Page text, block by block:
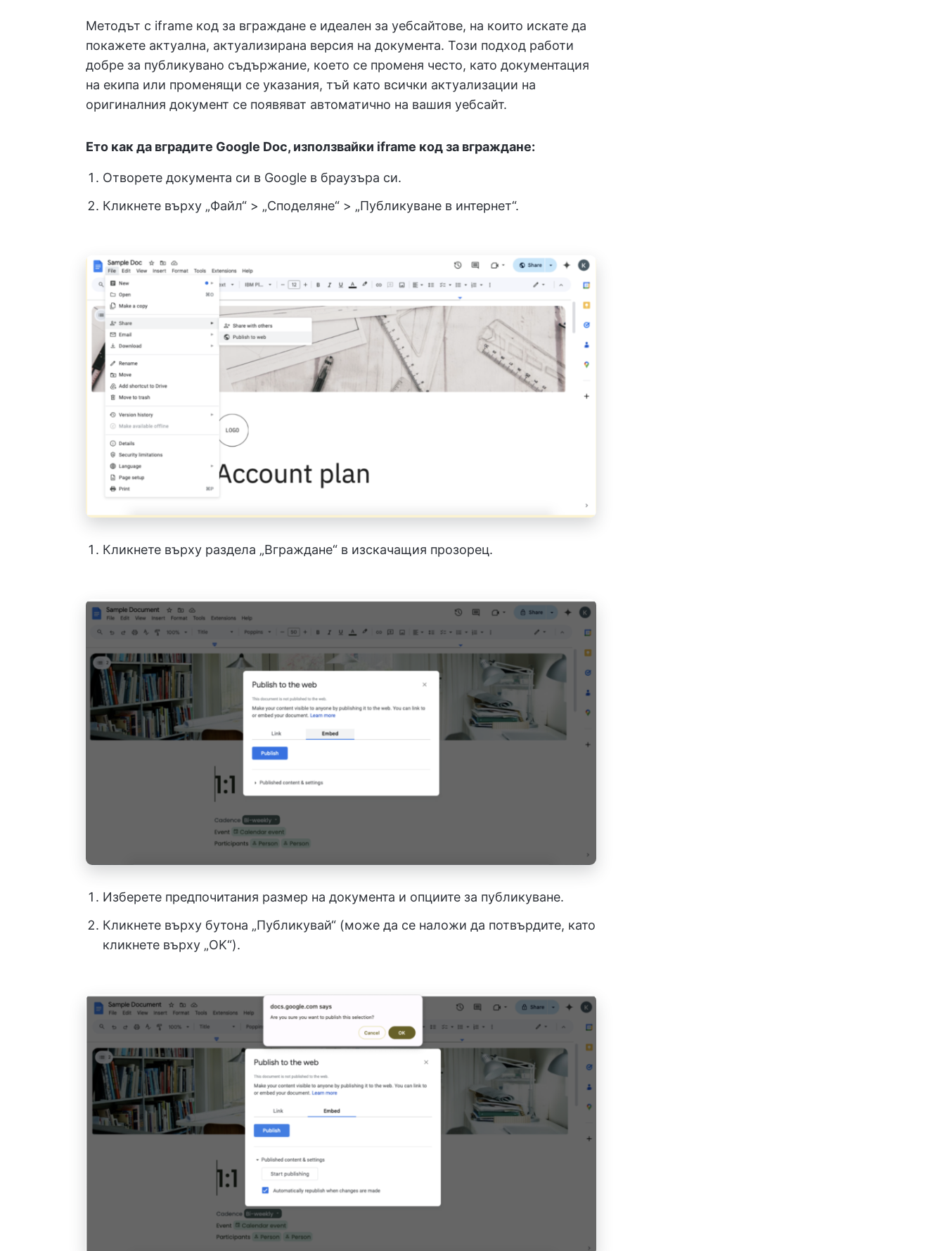
Методът с iframe код за вграждане е идеален за уебсайтове, на които искате да
покажете актуална, актуализирана версия на документа. Този подход работи
добре за публикувано съдържание, което се променя често, като документация
на екипа или променящи се указания, тъй като всички актуализации на
оригиналния документ се появяват автоматично на вашия уебсайт.
Ето как да вградите Google Doc, използвайки iframe код за вграждане:
Отворете документа си в Google в браузъра си.
Кликнете върху „Файл“ > „Споделяне“ > „Публикуване в интернет“.
Кликнете върху раздела „Вграждане“ в изскачащия прозорец.
Изберете предпочитания размер на документа и опциите за публикуване.
Кликнете върху бутона „Публикувай“ (може да се наложи да потвърдите, като
кликнете върху „OK“).